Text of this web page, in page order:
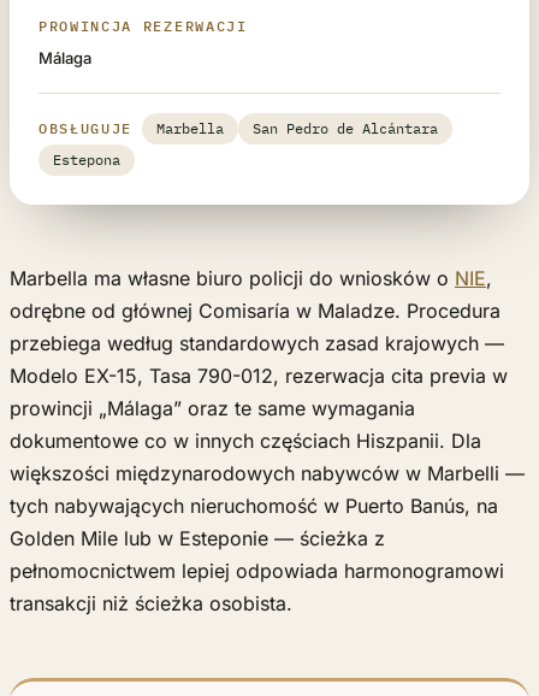
PROWINCJA REZERWACJI
Málaga
OBSŁUGUJE Marbella
San Pedro de Alcántara
Estepona
Marbella ma własne biuro policji do wniosków o NIE,
odrębne od głównej Comisaría w Maladze. Procedura
przebiega według standardowych zasad krajowych —
Modelo EX-15, Tasa 790-012, rezerwacja cita previa w
prowincji „Málaga” oraz te same wymagania
dokumentowe co w innych częściach Hiszpanii. Dla
większości międzynarodowych nabywców w Marbelli —
tych nabywających nieruchomość w Puerto Banús, na
Golden Mile lub w Esteponie — ścieżka z
pełnomocnictwem lepiej odpowiada harmonogramowi
transakcji niż ścieżka osobista.